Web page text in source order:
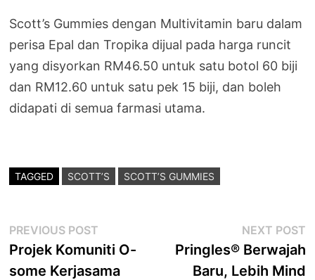
Scott’s Gummies dengan Multivitamin baru dalam
perisa Epal dan Tropika dijual pada harga runcit
yang disyorkan RM46.50 untuk satu botol 60 biji
dan RM12.60 untuk satu pek 15 biji, dan boleh
didapati di semua farmasi utama.
TAGGED SCOTT’S SCOTT’S GUMMIES
Post
navigation
PREVIOUS POST
post:
Projek Komuniti O-
some Kerjasama
NEXT POST
Pringles® Berwajah
Baru, Lebih Mind